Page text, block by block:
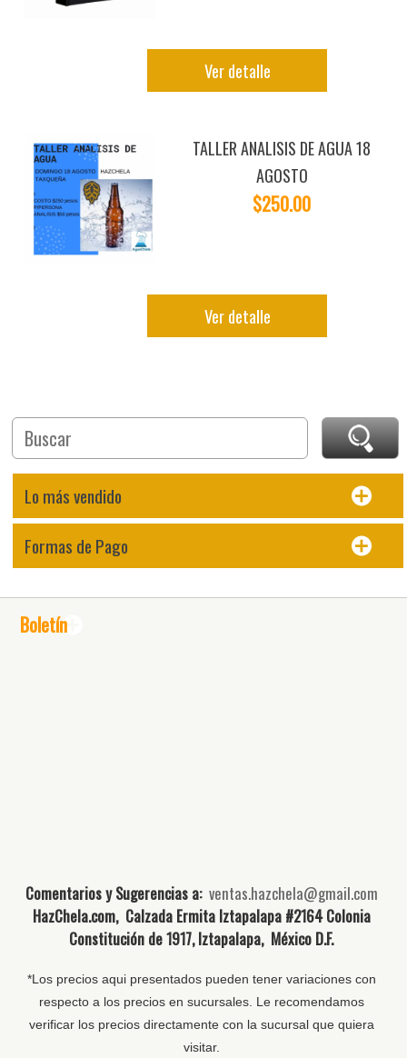
Ver detalle
TALLER ANALISIS DE AGUA 18
AGOSTO
$250.00
Ver detalle
Lo más vendido
Formas de Pago
Boletín
Comentarios y Sugerencias a: ventas.hazchela@gmail.com
HazChela.com, Calzada Ermita Iztapalapa #2164 Colonia
Constitución de 1917, Iztapalapa, México D.F.
*Los precios aqui presentados pueden tener variaciones con
respecto a los precios en sucursales. Le recomendamos
verificar los precios directamente con la sucursal que quiera
visitar.